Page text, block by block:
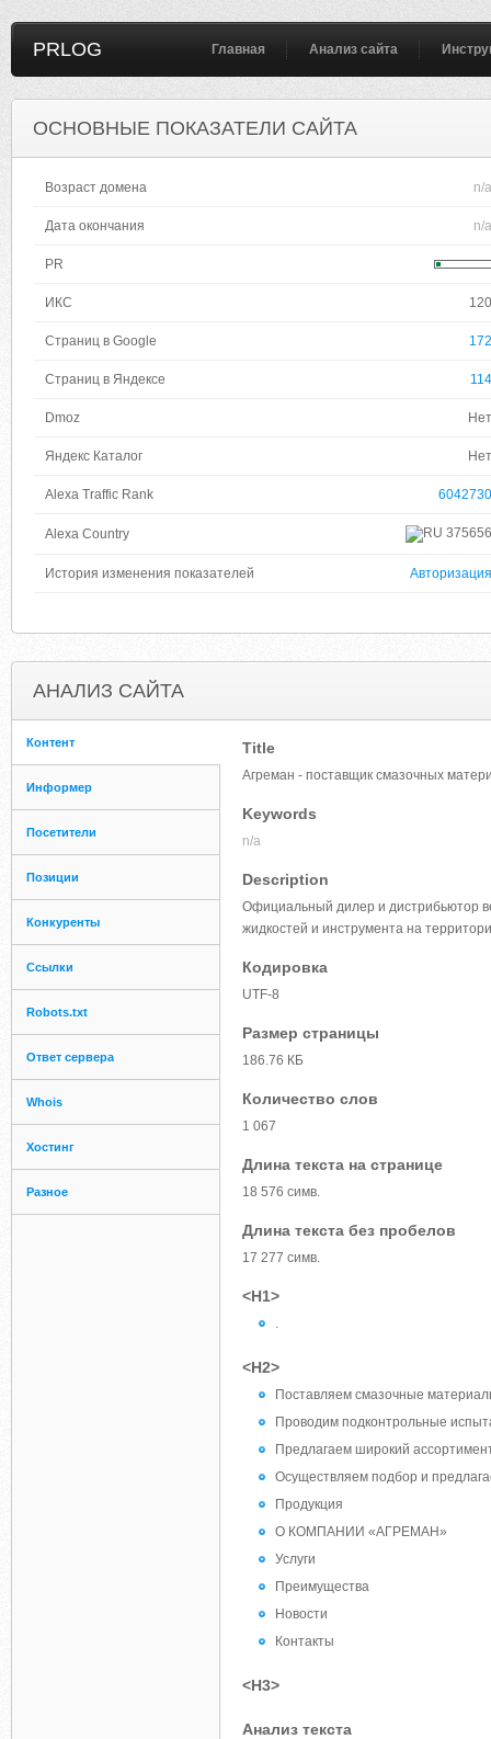
PRLOG Главная Анализ сайта
ОСНОВНЫЕ ПОКАЗАТЕЛИ САЙТА
Возраст домена n/a
Дата окончания n/a
PR
ИКС 120
Страниц в Google 172
Страниц в Яндексе 114
Dmoz Нет
Яндекс Каталог Нет
Alexa Traffic Rank 6042730
Alexa Country 375656
История изменения показателей Авторизация
АНАЛИЗ САЙТА
Контент
Информер
Посетители
Позиции
Конкуренты
Ссылки
Robots.txt
Ответ сервера
Whois
Хостинг
Разное
Title
Агреман - поставщик смазочных
Keywords
n/a
Description
Официальный дилер и дистрибьютор
жидкостей и инструмента на
Кодировка
UTF-8
Размер страницы
186.76 КБ
Количество слов
1 067
Длина текста на странице
18 576 симв.
Длина текста без пробелов
17 277 симв.
<H1>
.
<H2>
Поставляем смазочные
Проводим подконтрольные
Предлагаем широкий
Осуществляем подбор и
Продукция
О КОМПАНИИ «АГРЕМАН»
Услуги
Преимущества
Новости
Контакты
<H3>
Анализ текста